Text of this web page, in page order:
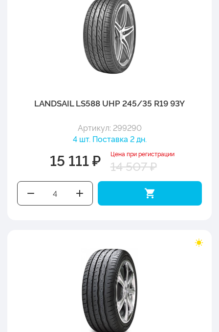
LANDSAIL LS588 UHP 245/35 R19 93Y
Артикул: 299290
4 шт. Поставка 2 дн.
15 111 ₽ Цена при регистрации
14 507 ₽